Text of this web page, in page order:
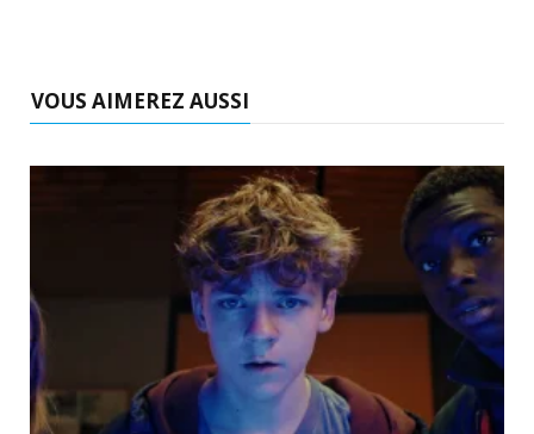
VOUS AIMEREZ AUSSI